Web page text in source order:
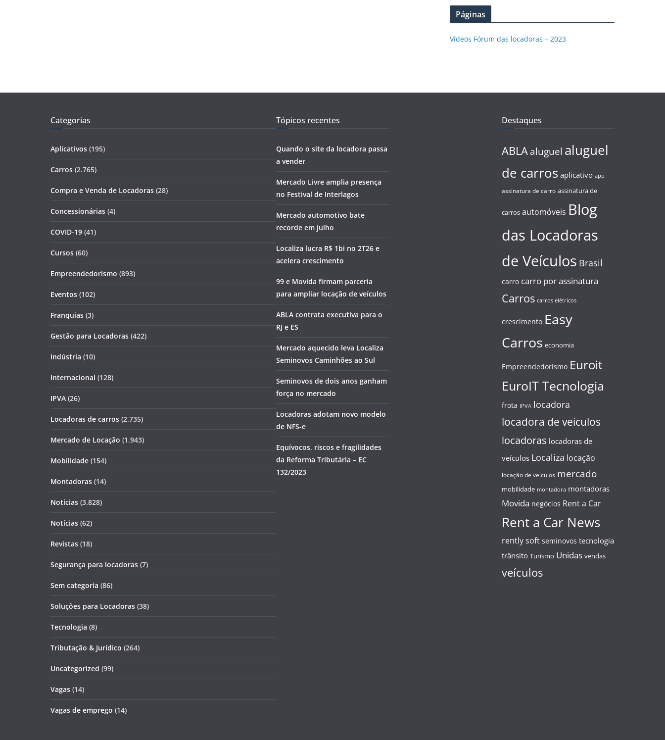
Páginas
Vídeos Fórum das locadoras – 2023
Categorias
Aplicativos (195)
Carros (2.765)
Compra e Venda de Locadoras (28)
Concessionárias (4)
COVID-19 (41)
Cursos (60)
Empreendedorismo (893)
Eventos (102)
Franquias (3)
Gestão para Locadoras (422)
Indústria (10)
Internacional (128)
IPVA (26)
Locadoras de carros (2.735)
Mercado de Locação (1.943)
Mobilidade (154)
Montadoras (14)
Notícias (3.828)
Notícias (62)
Revistas (18)
Segurança para locadoras (7)
Sem categoria (86)
Soluções para Locadoras (38)
Tecnologia (8)
Tributação & Jurídico (264)
Uncategorized (99)
Vagas (14)
Vagas de emprego (14)
Tópicos recentes
Quando o site da locadora passa
a vender
Mercado Livre amplia presença
no Festival de Interlagos
Mercado automotivo bate
recorde em julho
Localiza lucra R$ 1bi no 2T26 e
acelera crescimento
99 e Movida firmam parceria
para ampliar locação de veículos
ABLA contrata executiva para o
RJ e ES
Mercado aquecido leva Localiza
Seminovos Caminhões ao Sul
Seminovos de dois anos ganham
força no mercado
Locadoras adotam novo modelo
de NFS-e
Equívocos, riscos e fragilidades
da Reforma Tributária – EC
132/2023
Destaques
ABLA aluguel aluguel
de carros aplicativo app
assinatura de carro assinatura de
carros automóveis Blog
das Locadoras
de Veículos Brasil
carro carro por assinatura
Carros carros elétricos
crescimento Easy
Carros economia
Empreendedorismo Euroit
EuroIT Tecnologia
frota IPVA locadora
locadora de veiculos
locadoras locadoras de
veículos Localiza locação
locação de veículos mercado
mobilidade montadora montadoras
Movida negócios Rent a Car
Rent a Car News
rently soft seminovos tecnologia
trânsito Turismo Unidas vendas
veículos